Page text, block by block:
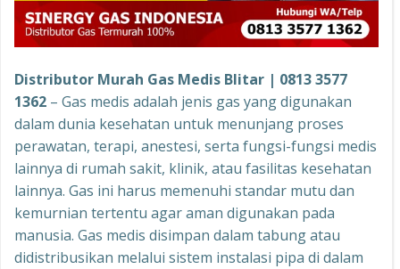
Distributor Murah Gas Medis Blitar | 0813 3577
1362 – Gas medis adalah jenis gas yang digunakan
dalam dunia kesehatan untuk menunjang proses
perawatan, terapi, anestesi, serta fungsi-fungsi medis
lainnya di rumah sakit, klinik, atau fasilitas kesehatan
lainnya. Gas ini harus memenuhi standar mutu dan
kemurnian tertentu agar aman digunakan pada
manusia. Gas medis disimpan dalam tabung atau
didistribusikan melalui sistem instalasi pipa di dalam